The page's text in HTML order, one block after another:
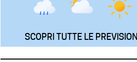
SCOPRI TUTTE LE PREVISIONI